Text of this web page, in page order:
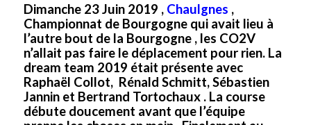
Dimanche 23 Juin 2019 , Chaulgnes ,
Championnat de Bourgogne qui avait lieu à
l’autre bout de la Bourgogne , les CO2V
n’allait pas faire le déplacement pour rien. La
dream team 2019 était présente avec
Raphaël Collot, Rénald Schmitt, Sébastien
Jannin et Bertrand Tortochaux . La course
débute doucement avant que l’équipe